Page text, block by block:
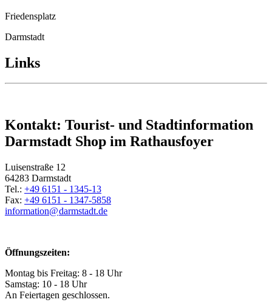
Friedensplatz
Darmstadt
Links
Kontakt: Tourist- und Stadtinformation
Darmstadt Shop im Rathausfoyer
Luisenstraße 12
64283 Darmstadt
Tel.: +49 6151 - 1345-13
Fax: +49 6151 - 1347-5858
information@darmstadt.de
Öffnungszeiten:
Montag bis Freitag: 8 - 18 Uhr
Samstag: 10 - 18 Uhr
An Feiertagen geschlossen.